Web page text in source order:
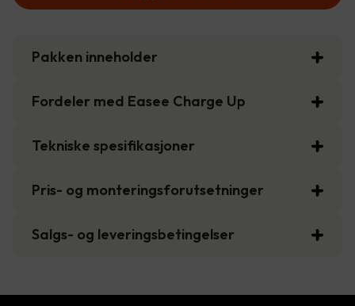
Pakken inneholder
Fordeler med Easee Charge Up
Tekniske spesifikasjoner
Pris- og monteringsforutsetninger
Salgs- og leveringsbetingelser